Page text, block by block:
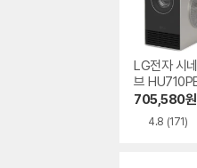
LG전자 시
브
705,580원
4.8 (171)